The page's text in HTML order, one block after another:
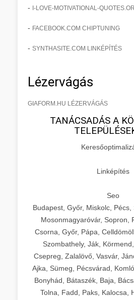
- I-LOVE-MOTIVATIONAL-
- FACEBOOK.COM CHIPTUNING
- SYNTHASITE.COM LINKÉPÍTÉS
Lézervágás
GIAFORM.HU LÉZERVÁGÁS
TANÁCSADÁS A
Linképítés
Seo
Budapest, Győr, Miskolc,
Mosonmagyaróvár, Sopron,
Csorna, Győr, Pápa,
Szombathely, Ják,
Csepreg, Zalalövő, Vasvár,
Ajka, Sümeg, Pécsvárad,
Bonyhád, Bátaszék, Baja,
Tolna, Fadd, Paks, Kalocsa,